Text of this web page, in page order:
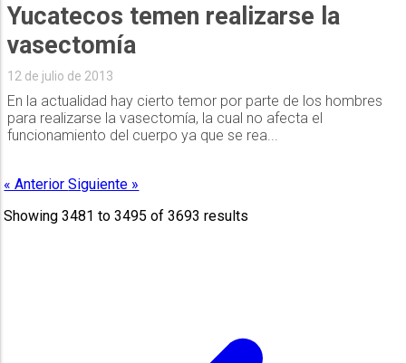
Yucatecos temen realizarse la
vasectomía‏
12 de julio de 2013
En la actualidad hay cierto temor por parte de los hombres
para realizarse la vasectomía, la cual no afecta el
funcionamiento del cuerpo ya que se rea...
« AnteriorSiguiente »
Showing3481 to3495 of3693 results